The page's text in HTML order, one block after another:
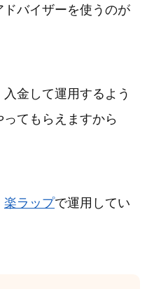
バイザーを使うのが
金して運用するよう
てもらえますから
楽ラップで運用してい